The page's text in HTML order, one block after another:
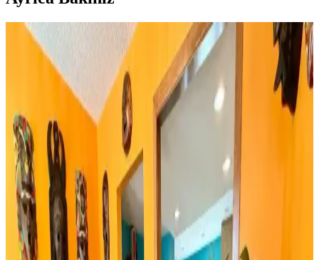
Huzur Party Store 5 Metre Yeşil Çam Dalı ve Işıklı
Çam Dalı Karşılaştırması
İki farklı yeşil çam dalı ürününün detaylı özellikleri, kullanıcı
yorumları ve kullanım alanları karşılaştırmasıyla yılbaşı
dekorasyonunuza en uygun seçimi yapın.
Rattan Ayakkabılık: Doğal Şıklık ve Fonksiyonellik
Sunan Dekorasyon Seçeneği
Rattan ayakkabılık, doğal malzeme kullanımı ve estetik
görünümüyle modern ve sürdürülebilir dekorasyonun vazgeçilmez
parçasıdır. Hafifliği ve dayanıklılığıyla fonksiyonel çözümler sunar.
Bambu Stor Perdeler Karşılaştırması: Evesen ve
Linadora Modellerinin Özellikleri ve Farkları